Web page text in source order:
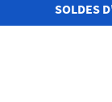
SOLDES